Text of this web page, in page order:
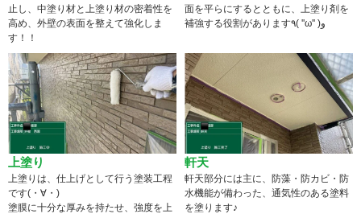
止し、中塗り材と上塗り材の密着性を
高め、外壁の表面を整えて強化しま
す！！
面を平らにするとともに、上塗り剤を
補強する役割があります٩( ''ω'' )و
上塗り
上塗りは、仕上げとして行う塗装工程
です(・∀・)
塗膜に十分な厚みを持たせ、強度を上
軒天
軒天部分には主に、防藻・防カビ・防
水機能が備わった、通気性のある塗料
を塗ります♪